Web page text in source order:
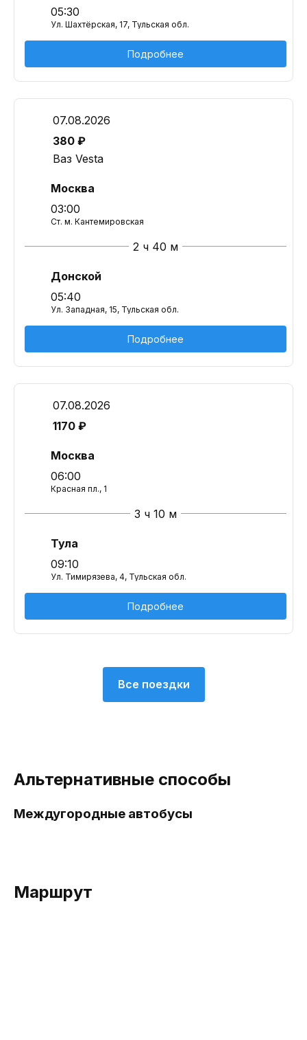
05:30
Ул. Шахтёрская, 17, Тульская обл.
Подробнее
07.08.2026
380 ₽
Ваз Vesta
Москва
03:00
Ст. м. Кантемировская
2 ч 40 м
Донской
05:40
Ул. Западная, 15, Тульская обл.
Подробнее
07.08.2026
1170 ₽
Москва
06:00
Красная пл., 1
3 ч 10 м
Тула
09:10
Ул. Тимирязева, 4, Тульская обл.
Подробнее
Все поездки
Альтернативные способы
Междугородные автобусы
Маршрут